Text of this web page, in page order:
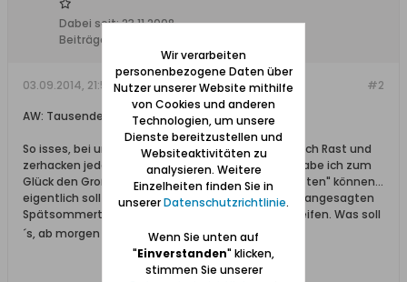
Dabei seit:23.11.2008
Beiträge:
#2
03.09.2014, 21:50
AW: Tausende Stare sammeln sich und reisen ab
So isses, bei uns im "Süden" Polens machen sie auch Rast und
zerhacken jeden Apfel den sie erspähen... heute habe ich zum
Glück den Großteil der diesjährigen Apfelernte "retten" können...
eigentlich sollten sie noch eine Woche bei milden angesagten
Spätsommertemperaturen (heute +24°C) nachreifen. Was soll
´s, ab morgen wird eingekellert und -gekocht
Wir verarbeiten
personenbezogene Daten über
Nutzer unserer Website mithilfe
von Cookies und anderen
Technologien, um unsere
Dienste bereitzustellen und
Websiteaktivitäten zu
analysieren. Weitere
Einzelheiten finden Sie in
unsererDatenschutzrichtlinie.
Wenn Sie unten auf
"Einverstanden" klicken,
stimmen Sie unserer